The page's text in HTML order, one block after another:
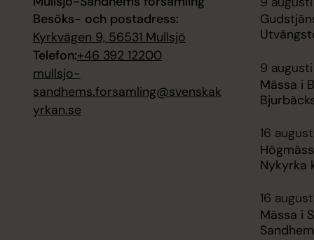
Besöks- och postadress:
Kyrkvägen 9, 56531 Mullsjö
Telefon:+46 392 12200
mullsjo-
sandhems.forsamling@svenskak
yrkan.se
9
Mässa i
16
Nykyrka
16
Mässa i